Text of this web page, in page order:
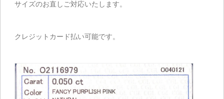
サイズのお直しご対応いたします。
クレジットカード払い可能です。